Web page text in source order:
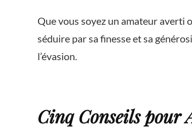
Que vous soyez un amateur averti
séduire par sa finesse et sa
l’évasion.
Cinq Conseils pour